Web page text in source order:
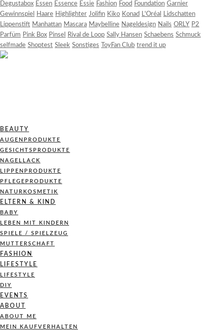
Degustabox Essen Essence Essie Fashion Food Foundation Garnier
Gewinnspiel
Haare Highlighter Jolifin Kiko Konad L'Oréal
Lidschatten
Lippenstift Manhattan Mascara Maybelline Nageldesign Nails ORLY P2
Parfüm Pink Box Pinsel Rival de Loop Sally Hansen Schaebens Schmuck
selfmade Shoptest Sleek Sonstiges ToyFan Club trend it up
BEAUTY
AUGENPRODUKTE
GESICHTSPRODUKTE
NAGELLACK
LIPPENPRODUKTE
PFLEGEPRODUKTE
NATURKOSMETIK
ELTERN & KIND
BABY
LEBEN MIT KINDERN
SPIELE / SPIELZEUG
MUTTERSCHAFT
FASHION
LIFESTYLE
LIFESTYLE
DIY
EVENTS
ABOUT
ABOUT ME
MEIN KAUFVERHALTEN